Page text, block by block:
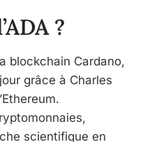
?
blockchain Cardano,
grâce à Charles
scientifique en